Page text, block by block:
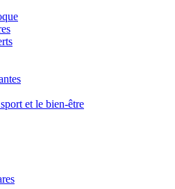
et le bien-être